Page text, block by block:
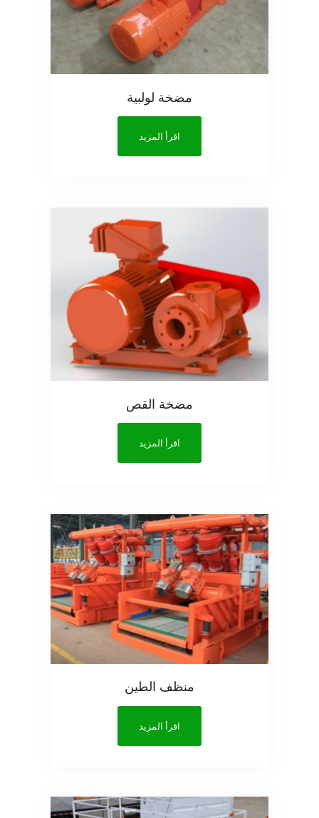
مضخة لولبية
اقرأ المزيد
مضخة القص
اقرأ المزيد
منظف الطين
اقرأ المزيد